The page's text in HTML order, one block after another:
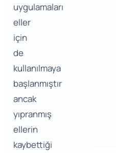
uygulamaları
eller
için
de
kullanılmaya
başlanmıştır
ancak
yıpranmış
ellerin
kaybettiği